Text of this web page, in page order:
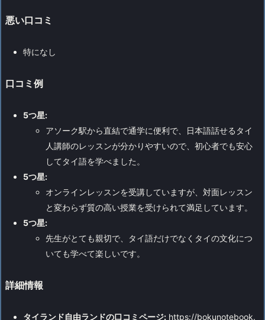
悪い口コミ
特になし
口コミ例
5つ星:
アソーク駅から直結で通学に便利で、日本語話せるタイ
人講師のレッスンが分かりやすいので、初心者でも安心
してタイ語を学べました。
5つ星:
オンラインレッスンを受講していますが、対面レッスン
と変わらず質の高い授業を受けられて満足しています。
5つ星:
先生がとても親切で、タイ語だけでなくタイの文化につ
いても学べて楽しいです。
詳細情報
タイランド自由ランドの口コミページ: https://bokunotebook.